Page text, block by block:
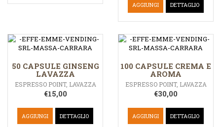
AGGIUNGI DETTAGLIO
50 CAPSULE GINSENG
LAVAZZA
ESPRESSO POINT, LAVAZZA
€15,00
AGGIUNGI DETTAGLIO
100 CAPSULE CREMA E
AROMA
ESPRESSO POINT, LAVAZZA
€30,00
AGGIUNGI DETTAGLIO